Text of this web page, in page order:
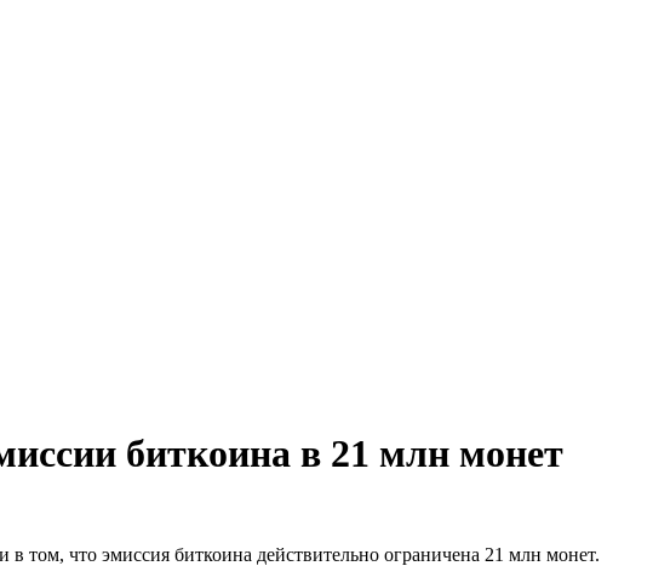
биткоина в 21 млн монет
в том, что эмиссия биткоина действительно ограничена 21 млн монет.